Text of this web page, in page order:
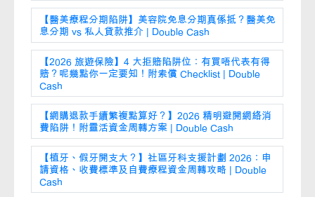
【醫美療程分期陷阱】美容院免息分期真係抵？醫美免
息分期 vs 私人貸款推介 | Double Cash
【2026 旅遊保險】4 大拒賠陷阱位：有買唔代表有得
賠？呢幾點你一定要知！附索償 Checklist | Double
Cash
【網購退款手續繁複點算好？】2026 精明避開網絡消
費陷阱！附靈活資金周轉方案 | Double Cash
【植牙、假牙開支大？】社區牙科支援計劃 2026：申
請資格、收費標準及自費療程資金周轉攻略 | Double
Cash